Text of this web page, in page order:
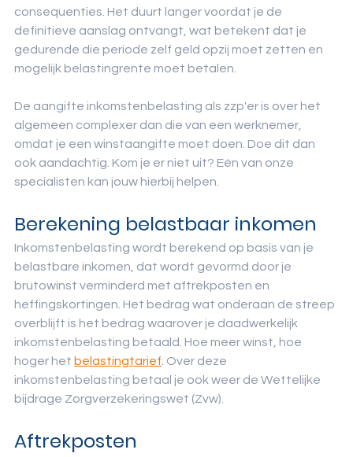
consequenties. Het duurt langer voordat je de
definitieve aanslag ontvangt, wat betekent dat je
gedurende die periode zelf geld opzij moet zetten en
mogelijk belastingrente moet betalen.
De aangifte inkomstenbelasting als zzp'er is over het
algemeen complexer dan die van een werknemer,
omdat je een winstaangifte moet doen. Doe dit dan
ook aandachtig. Kom je er niet uit? Eén van onze
specialisten kan jouw hierbij helpen.
Berekening belastbaar inkomen
Inkomstenbelasting wordt berekend op basis van je
belastbare inkomen, dat wordt gevormd door je
brutowinst verminderd met aftrekposten en
heffingskortingen. Het bedrag wat onderaan de streep
overblijft is het bedrag waarover je daadwerkelijk
inkomstenbelasting betaald. Hoe meer winst, hoe
hoger het belastingtarief . Over deze
inkomstenbelasting betaal je ook weer de Wettelijke
bijdrage Zorgverzekeringswet (Zvw).
Aftrekposten